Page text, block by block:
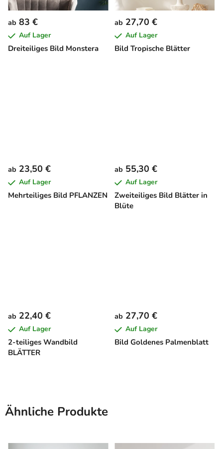
Dreiteiliges Bild Monstera
ab 83 €
Auf Lager
Bild Tropische Blätter
ab 27,70 €
Auf Lager
Mehrteiliges Bild PFLANZEN
ab 23,50 €
Auf Lager
Zweiteiliges Bild Blätter in
Blüte
ab 55,30 €
Auf Lager
2-teiliges Wandbild
BLÄTTER
ab 22,40 €
Auf Lager
Bild Goldenes Palmenblatt
ab 27,70 €
Auf Lager
Ähnliche Produkte